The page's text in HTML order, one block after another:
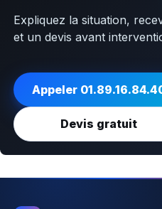
Expliquez la situation,
et un devis avant
Appeler
Devis gratuit